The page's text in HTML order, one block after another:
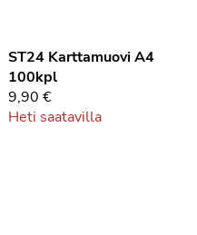
ST24 Karttamuovi A4
100kpl
9,90 €
Heti saatavilla